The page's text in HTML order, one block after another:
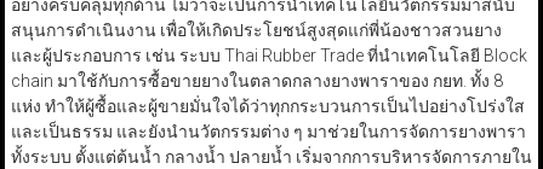
อย่างครบคลุมทุกด้าน ไม่ว่าจะเป็นการนำเทคโนโลยีนวัตกรรมมาสนับ
สนุนการดำเนินงาน เพื่อให้เกิดประโยชน์สูงสุดแก่พี่น้องชาวสวนยาง
และผู้ประกอบการ เช่น ระบบ Thai Rubber Trade ที่นำเทคโนโลยี Block
chain มาใช้กับการซื้อขายยางในตลาดกลางยางพาราของ กยท. ทั้ง 8
แห่ง ทำให้ผู้ซื้อและผู้ขายมั่นใจได้ว่าทุกกระบวนการเป็นไปอย่างโปร่งใส
และเป็นธรรม และยังนำนวัตกรรมต่าง ๆ มาช่วยในการจัดการยางพารา
ทั้งระบบ ตั้งแต่ต้นน้ำ กลางน้ำ ปลายน้ำ เริ่มจากการบริหารจัดการภายใน